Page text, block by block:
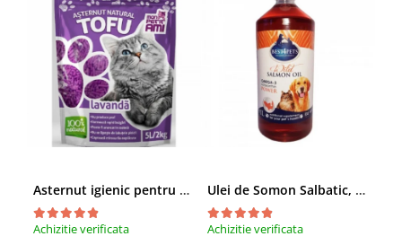
Asternut igienic pentru pisici Tofu Lavanda, Mon Petit 5 l
Achizitie verificata
Ulei de Somon Salbatic, câini și pisici, piele si blană, BEST4PETS, 1l
Achizitie verificata